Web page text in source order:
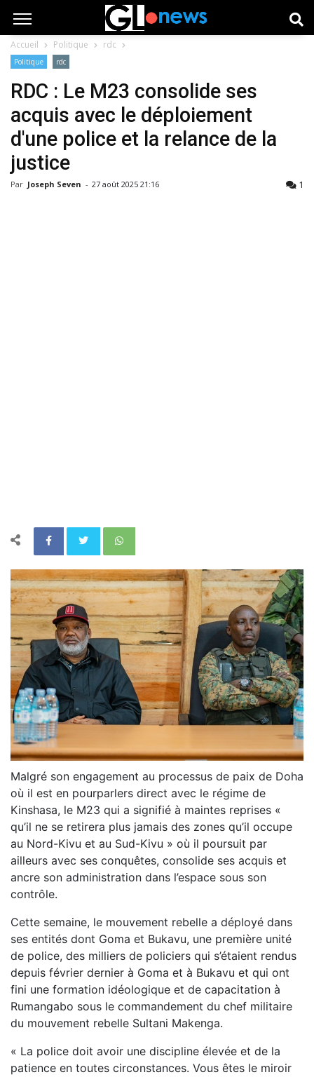
Accueil Politique rdc
Politique rdc
RDC : Le M23 consolide ses
acquis avec le déploiement
d'une police et la relance de la
justice
Par Joseph Seven - 27 août 2025 21:16 1
Malgré son engagement au processus de paix de Doha
où il est en pourparlers direct avec le régime de
Kinshasa, le M23 qui a signifié à maintes reprises «
qu’il ne se retirera plus jamais des zones qu’il occupe
au Nord-Kivu et au Sud-Kivu » où il poursuit par
ailleurs avec ses conquêtes, consolide ses acquis et
ancre son administration dans l’espace sous son
contrôle.
Cette semaine, le mouvement rebelle a déployé dans
ses entités dont Goma et Bukavu, une première unité
de police, des milliers de policiers qui s’étaient rendus
depuis février dernier à Goma et à Bukavu et qui ont
fini une formation idéologique et de capacitation à
Rumangabo sous le commandement du chef militaire
du mouvement rebelle Sultani Makenga.
« La police doit avoir une discipline élevée et de la
patience en toutes circonstances. Vous êtes le miroir